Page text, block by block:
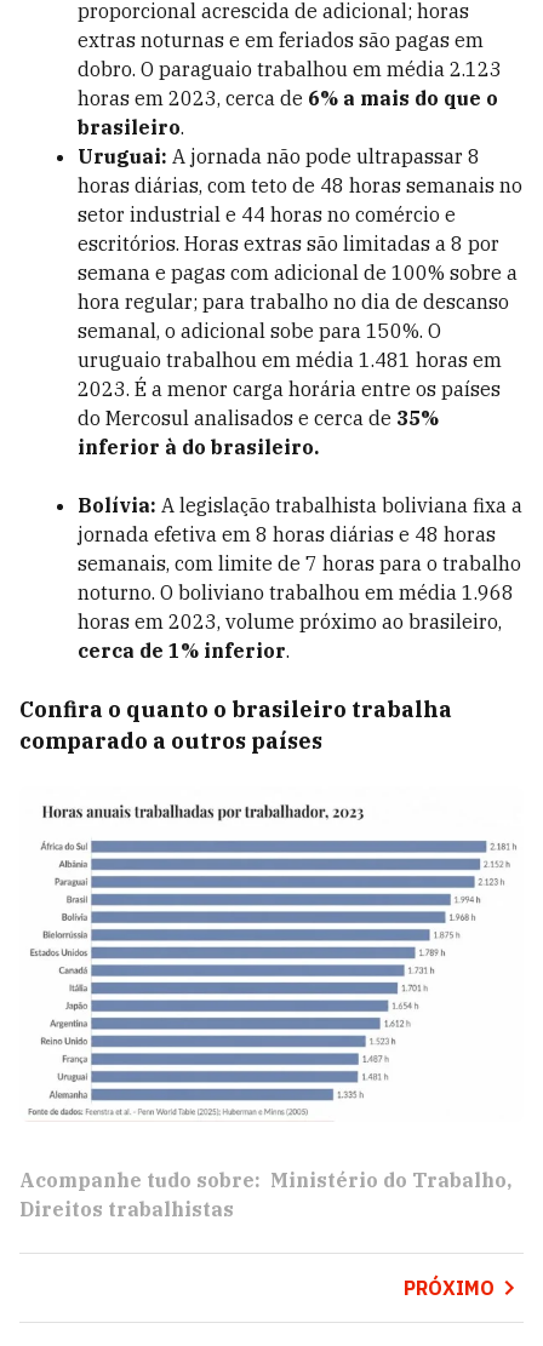
proporcional acrescida de adicional; horas
extras noturnas e em feriados são pagas em
dobro. O paraguaio trabalhou em média 2.123
horas em 2023, cerca de 6% a mais do que o
brasileiro.
Uruguai: A jornada não pode ultrapassar 8
horas diárias, com teto de 48 horas semanais no
setor industrial e 44 horas no comércio e
escritórios. Horas extras são limitadas a 8 por
semana e pagas com adicional de 100% sobre a
hora regular; para trabalho no dia de descanso
semanal, o adicional sobe para 150%. O
uruguaio trabalhou em média 1.481 horas em
2023. É a menor carga horária entre os países
do Mercosul analisados e cerca de 35%
inferior à do brasileiro.
Bolívia: A legislação trabalhista boliviana fixa a
jornada efetiva em 8 horas diárias e 48 horas
semanais, com limite de 7 horas para o trabalho
noturno. O boliviano trabalhou em média 1.968
horas em 2023, volume próximo ao brasileiro,
cerca de 1% inferior.
Confira o quanto o brasileiro trabalha
comparado a outros países
Acompanhe tudo sobre: Ministério do Trabalho
Direitos trabalhistas
PRÓXIMO